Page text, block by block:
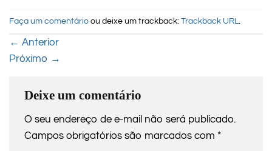
Faça um comentário ou deixe um trackback: Trackback URL.
← Anterior
Próximo →
Deixe um comentário
O seu endereço de e-mail não será publicado.
Campos obrigatórios são marcados com *